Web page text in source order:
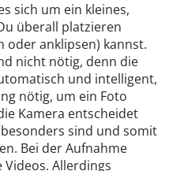
sich um ein kleines,
überall platzieren
oder anklipsen) kannst.
nicht nötig, denn die
und intelligent,
nötig, um ein Foto
Kamera entscheidet
sind und somit
Bei der Aufnahme
Allerdings